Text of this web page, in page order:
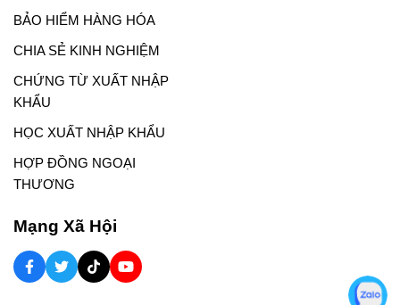
BẢO HIỂM HÀNG HÓA
CHIA SẺ KINH NGHIỆM
CHỨNG TỪ XUẤT NHẬP
KHẨU
HỌC XUẤT NHẬP KHẨU
HỢP ĐỒNG NGOẠI
THƯƠNG
Mạng Xã Hội